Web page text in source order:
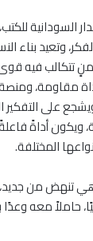
السودانية
وتعيد بناء
تتكالب فيه
مقاومة، ومنصة
على
ويكون أداةً
المختلفة.
تنهض من
حاملاً معه وعدًا